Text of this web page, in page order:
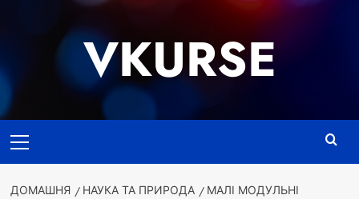
VKURSE
меню
ДОМАШНЯ НАУКА ТА ПРИРОДА
МАЛІ МОДУЛЬНІ